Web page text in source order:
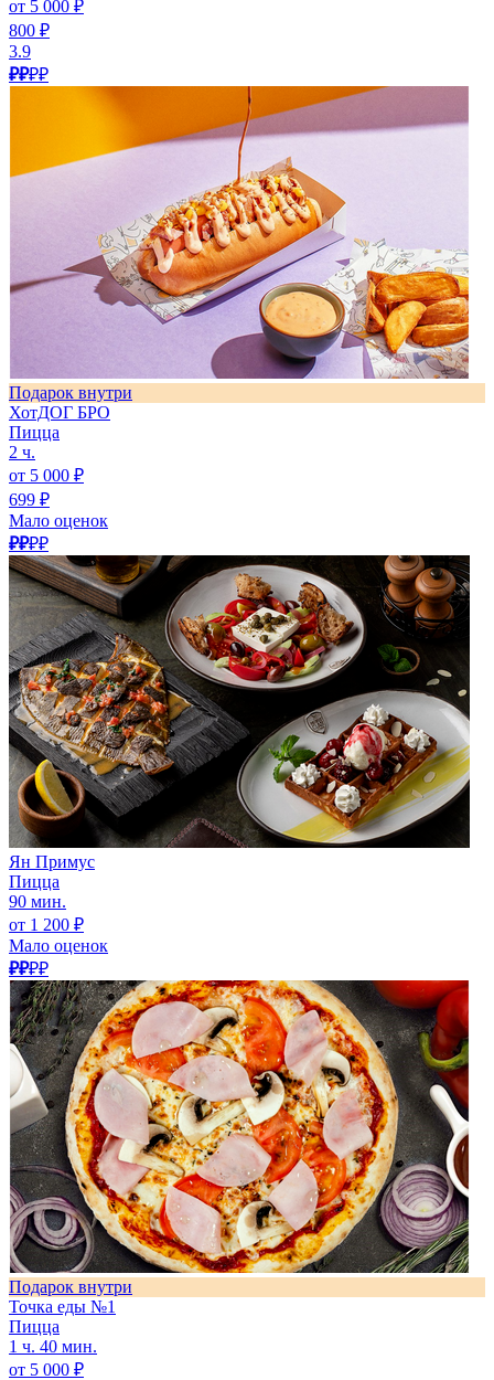
от 5 000 ₽
800 ₽
3.9
₽₽₽₽
Подарок внутри
ХотДОГ БРО
Пицца
2 ч.
от 5 000 ₽
699 ₽
Мало оценок
₽₽₽₽
Ян Примус
Пицца
90 мин.
от 1 200 ₽
Мало оценок
₽₽₽₽
Подарок внутри
Точка еды №1
Пицца
1 ч. 40 мин.
от 5 000 ₽